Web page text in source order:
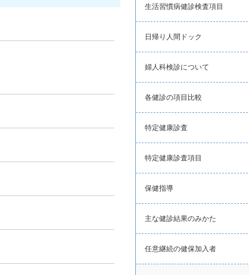
生活習慣病健診検査項目
日帰り人間ドック
婦人科検診について
各健診の項目比較
特定健康診査
特定健康診査項目
保健指導
主な健診結果のみかた
任意継続の健保加入者